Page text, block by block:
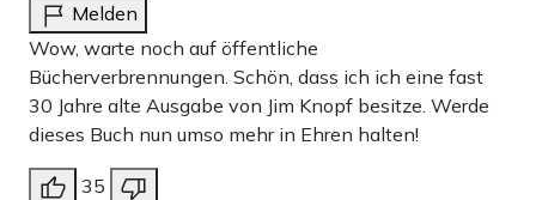
Melden
Wow, warte noch auf öffentliche
Bücherverbrennungen. Schön, dass ich ich eine fast
30 Jahre alte Ausgabe von Jim Knopf besitze. Werde
dieses Buch nun umso mehr in Ehren halten!
35